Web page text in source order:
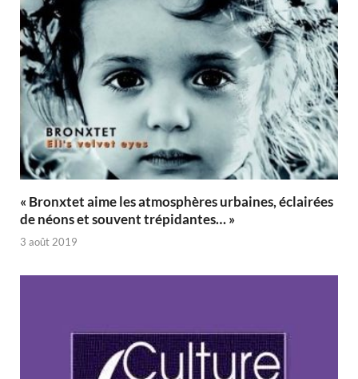
« Bronxtet aime les atmosphères urbaines, éclairées
de néons et souvent trépidantes… »
3 août 2019